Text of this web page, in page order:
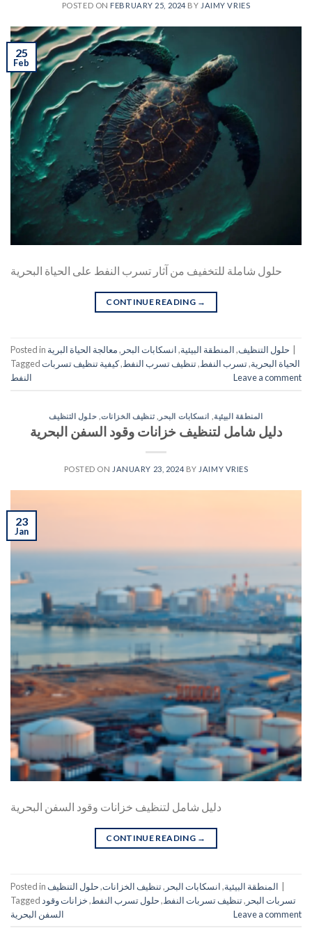
POSTED ON FEBRUARY 25, 2024 BY JAIMY VRIES
25
Feb
حلول شاملة للتخفيف من آثار تسرب النفط على الحياة البحرية
CONTINUE READING →
Posted in حلول التنظيف,المنطقة البيئية,انسكابات البحر ,معالجة الحياة البرية
Tagged
الحياة البحرية,تسرب النفط,تنظيف تسرب النفط,كيفية تنظيف تسربات
النفط
Leave a comment
المنطقة البيئية انسكابات البحر تنظيف الخزانات, حلول التنظيف
دليل شامل لتنظيف خزانات وقود السفن البحرية
POSTED ON JANUARY 23, 2024 BY JAIMY VRIES
23
Jan
دليل شامل لتنظيف خزانات وقود السفن البحرية
CONTINUE READING →
Posted in المنطقة البيئية,انسكابات البحر ,تنظيف الخزانات,حلول التنظيف
|
Tagged
تسربات البحر ,تنظيف تسربات النفط,حلول تسرب النفط,خزانات وقود
السفن البحرية
Leave a comment